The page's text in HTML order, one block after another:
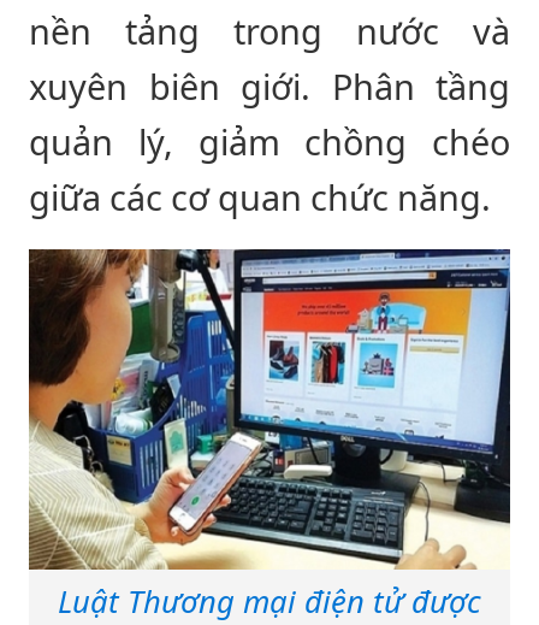
nền tảng trong nước và
xuyên biên giới. Phân tầng
quản lý, giảm chồng chéo
giữa các cơ quan chức năng.
Luật Thương mại điện tử được